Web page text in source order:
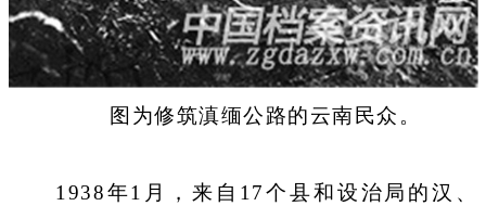
图为修筑滇缅公路的云南民众。
1938年1月，来自17个县和设治局的汉、